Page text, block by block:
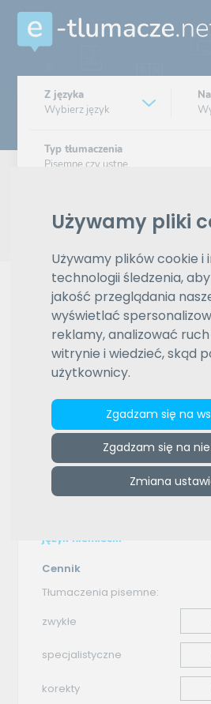
Używamy pliki
Używamy plików cookie i
technologii śledzenia,
jakość przeglądania
wyświetlać
reklamy, analizować ruch
witrynie i wiedzieć, skąd
użytkownicy.
Zgadzam się na
Zgadzam się na
Zmiana
Z języka
Wybierz język
Typ tłumaczenia
Pisemne czy ustne
Reklama
ZAMÓW REKLAMĘ W
e-tlumacze.net
Biuro Tłumaczeń
>Oferta tłumaczenia -
Oferta
język niemiecki
Cennik
Tłumaczenia pisemne:
zwykłe
specjalistyczne
korekty